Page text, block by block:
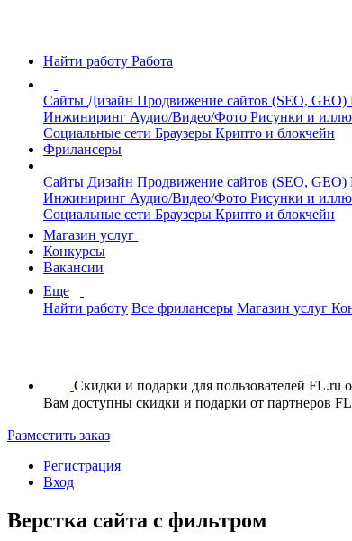
Найти работу Работа
Сайты Дизайн Продвижение сайтов (SEO, GEO)
Инжиниринг Аудио/Видео/Фото Рисунки и
Социальные сети Браузеры Крипто и блокчейн
Фрилансеры
Сайты Дизайн Продвижение сайтов (SEO, GEO)
Инжиниринг Аудио/Видео/Фото Рисунки и
Социальные сети Браузеры Крипто и блокчейн
Магазин услуг
Конкурсы
Вакансии
Еще
Найти работу Все фрилансеры Магазин услуг
Скидки и подарки для пользователей FL.ru
Вам доступны скидки и подарки от партнеров
Разместить заказ
Регистрация
Вход
Верстка сайта с фильтром